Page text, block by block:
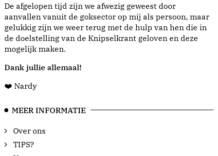
De afgelopen tijd zijn we afwezig geweest door
aanvallen vanuit de goksector op mij als persoon, maar
gelukkig zijn we weer terug met de hulp van hen die in
de doelstelling van de Knipselkrant geloven en deze
mogelijk maken.
Dank jullie allemaal!
❤️ Nardy
MEER INFORMATIE
Over ons
TIPS?